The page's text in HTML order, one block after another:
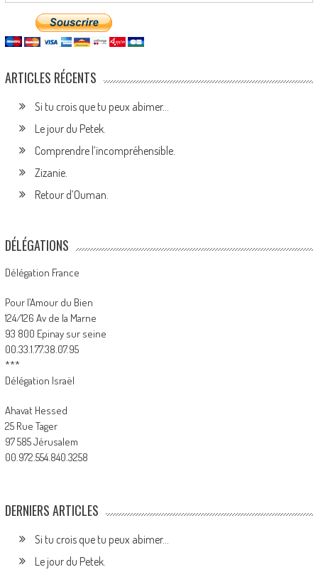
ARTICLES RÉCENTS
Si tu crois que tu peux abimer…
Le jour du Petek.
Comprendre l’incompréhensible.
Zizanie.
Retour d’Ouman.
DÉLÉGATIONS
Délégation France
Pour l’Amour du Bien
124/126 Av de la Marne
93 800 Epinay sur seine
00.33.1.77.38.07.95
***
Délégation Israël
Ahavat Hessed
25 Rue Tager
97 585 Jérusalem
00.972.554.840.3258
DERNIERS ARTICLES
Si tu crois que tu peux abimer…
Le jour du Petek.